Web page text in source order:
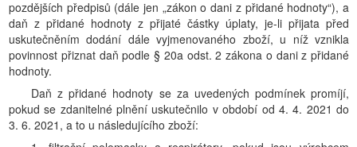
pozdějších předpisů (dále jen „zákon o dani z přidané hodnoty“), a
daň z přidané hodnoty z přijaté částky úplaty, je-li přijata před
uskutečněním dodání dále vyjmenovaného zboží, u níž vznikla
povinnost přiznat daň podle § 20a odst. 2 zákona o dani z přidané
hodnoty.
Daň z přidané hodnoty se za uvedených podmínek promíjí,
pokud se zdanitelné plnění uskutečnilo v období od 4. 4. 2021 do
3. 6. 2021, a to u následujícího zboží: